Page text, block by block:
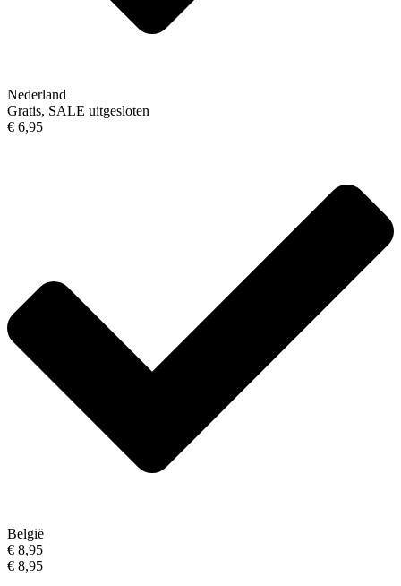
Nederland
Gratis, SALE uitgesloten
€ 6,95
België
€ 8,95
€ 8,95